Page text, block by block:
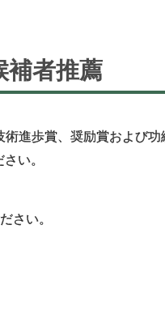
補者推薦
術進歩賞、奨励賞および
い。
さい。